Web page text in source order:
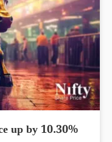
up by 10.30%